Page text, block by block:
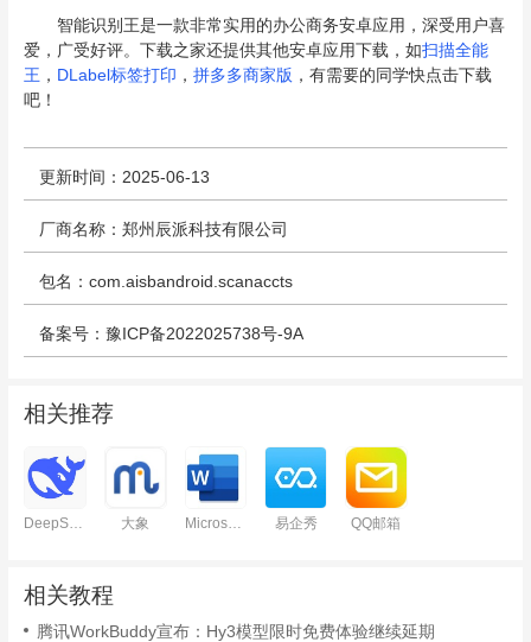
智能识别王是一款非常实用的办公商务安卓应用，深受用户喜
爱，广受好评。下载之家还提供其他安卓应用下载，如扫描全能
王 ， DLabel标签打印 ， 拼多多商家版 ，有需要的同学快点击下载
吧！
更新时间：2025-06-13
厂商名称：郑州辰派科技有限公司
包名：com.aisbandroid.scanaccts
备案号：豫ICP备2022025738号-9A
相关推荐
DeepSeek 大象 Microsoft Word 易企秀 QQ邮箱
相关教程
腾讯WorkBuddy宣布：Hy3模型限时免费体验继续延期